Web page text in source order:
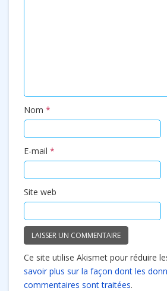
Nom *
E-mail *
Site web
Ce site utilise Akismet pour réduire
savoir plus sur la façon dont les
commentaires sont traitées.